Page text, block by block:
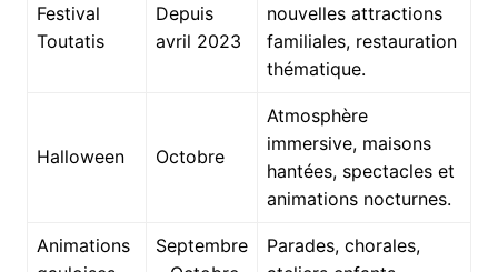
Festival
Toutatis
Depuis
avril 2023
nouvelles attractions
familiales, restauration
thématique.
Halloween Octobre
Atmosphère
immersive, maisons
hantées, spectacles et
animations nocturnes.
Animations
Septembre
Parades, chorales,